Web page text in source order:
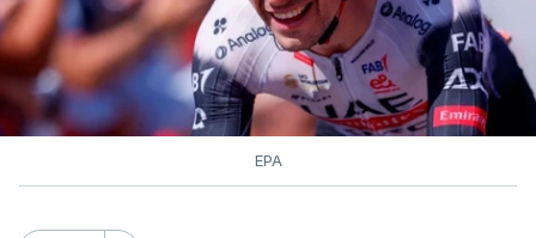
chegada em pelotão compacto à meta, na Avenida
dos Descobrimentos, antecedida por uma curva a
cerca de 500 metros.
Rui Oliveira é seguido, na classificação geral, por
Rafael Reis (Anicolor-Campicarn), a três segundos,
e por Miguel Salgueiro (Tavira-Crédito Agrícola), a
EPA